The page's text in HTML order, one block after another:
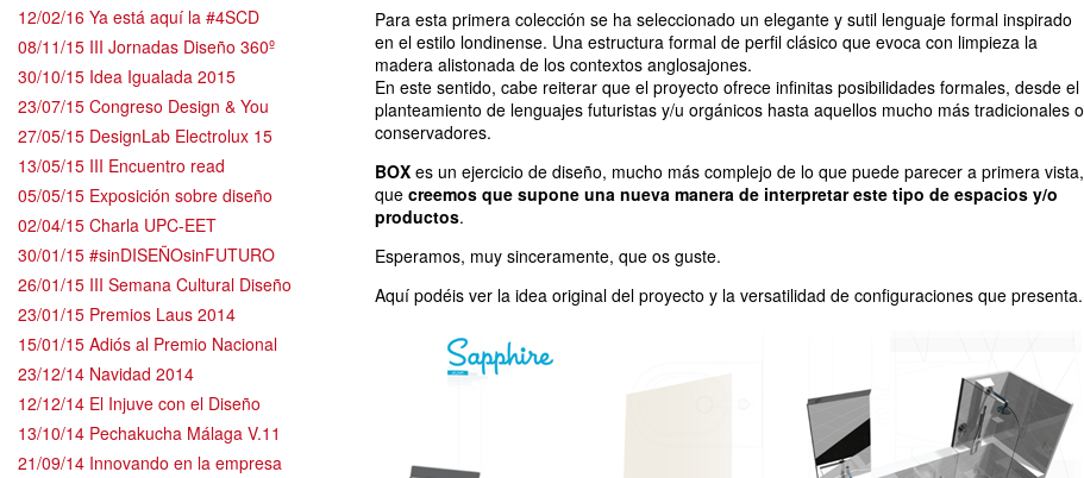
12/02/16 Ya está aquí la #4SCD
08/11/15 III Jornadas Diseño 360º
30/10/15 Idea Igualada 2015
23/07/15 Congreso Design & You
27/05/15 DesignLab Electrolux 15
13/05/15 III Encuentro read
05/05/15 Exposición sobre diseño
02/04/15 Charla UPC-EET
30/01/15 #sinDISEÑOsinFUTURO
26/01/15 III Semana Cultural Diseño
23/01/15 Premios Laus 2014
15/01/15 Adiós al Premio Nacional
23/12/14 Navidad 2014
12/12/14 El Injuve con el Diseño
13/10/14 Pechakucha Málaga V.11
21/09/14 Innovando en la empresa
Para esta primera colección se ha seleccionado un elegante y sutil lenguaje formal inspirado
en el estilo londinense. Una estructura formal de perfil clásico que evoca con limpieza la
madera alistonada de los contextos anglosajones.
En este sentido, cabe reiterar que el proyecto ofrece infinitas posibilidades formales, desde el
planteamiento de lenguajes futuristas y/u orgánicos hasta aquellos mucho más tradicionales o
conservadores.
BOX es un ejercicio de diseño, mucho más complejo de lo que puede parecer a primera vista,
que creemos que supone una nueva manera de interpretar este tipo de espacios y/o
productos.
Esperamos, muy sinceramente, que os guste.
Aquí podéis ver la idea original del proyecto y la versatilidad de configuraciones que presenta.